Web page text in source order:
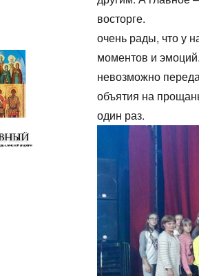
очень рады, что у
моментов и
невозможно
объятия на
один раз.